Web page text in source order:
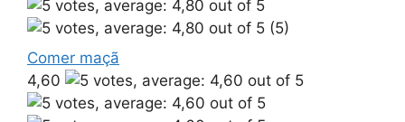
(5)
Comer maçã
4,60